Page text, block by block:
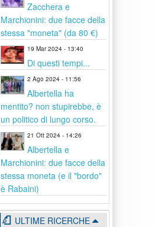
Zacchera e
Marchionini: due facce della
stessa "moneta" (da 80 €)
19 Mar 2024 - 13:40
Di questi tempi...
2 Ago 2024 - 11:56
Albertella ha
mentito? non stupirebbe, è
un politico di lungo corso.
21 Ott 2024 - 14:26
Albertella e
Marchionini: due facce della
stessa moneta (e il "bordo"
è Rabaini)
ULTIME RICERCHE